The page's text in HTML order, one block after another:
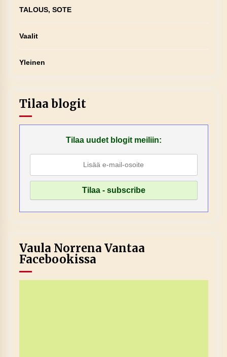
TALOUS, SOTE
Vaalit
Yleinen
Tilaa blogit
Tilaa uudet blogit meiliin:
Vaula Norrena Vantaa
Facebookissa